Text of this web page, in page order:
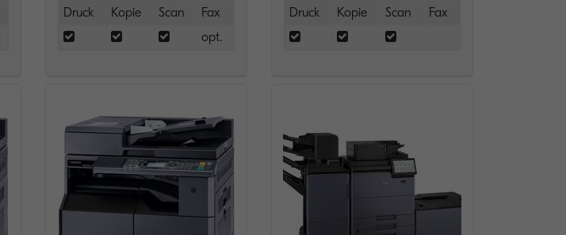
Druck
Kopie Scan
Fax
opt.
Druck
Kopie Scan Fax